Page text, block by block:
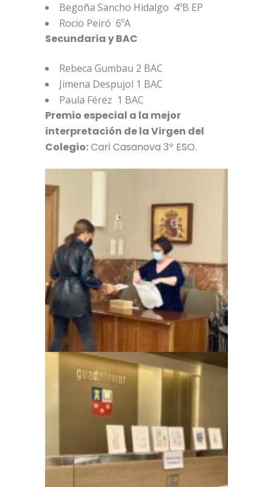
Begoña Sancho Hidalgo 4ºB EP
Rocio Peiró 6ºA
Secundaria y BAC
Rebeca Gumbau 2 BAC
Jimena Despujol 1 BAC
Paula Férez 1 BAC
Premio especial a la mejor
interpretación de la Virgen del
Colegio:Cari Casanova 3º ESO.